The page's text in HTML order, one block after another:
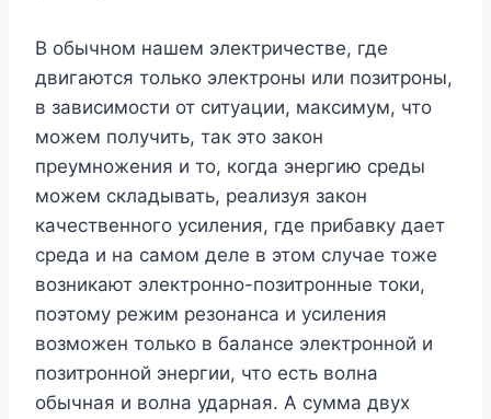
В обычном нашем электричестве, где
двигаются только электроны или позитроны,
в зависимости от ситуации, максимум, что
можем получить, так это закон
преумножения и то, когда энергию среды
можем складывать, реализуя закон
качественного усиления, где прибавку дает
среда и на самом деле в этом случае тоже
возникают электронно-позитронные токи,
поэтому режим резонанса и усиления
возможен только в балансе электронной и
позитронной энергии, что есть волна
обычная и волна ударная. А сумма двух